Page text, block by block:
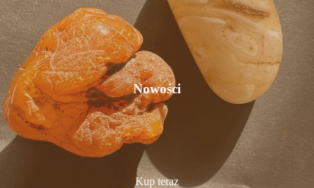
Nowości
Kup teraz